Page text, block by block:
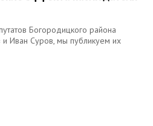
Богородицкого района
Иван Суров, мы публикуем их